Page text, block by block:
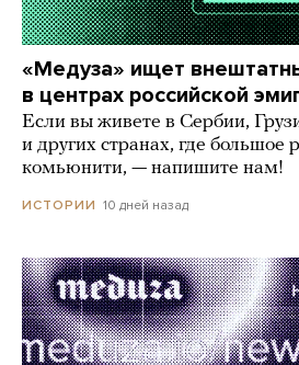
«Медуза» ищет
в центрах российской
Если вы живете в Сербии,
и других странах, где большое
комьюнити, — напишите нам!
ИСТОРИИ 10 дней назад